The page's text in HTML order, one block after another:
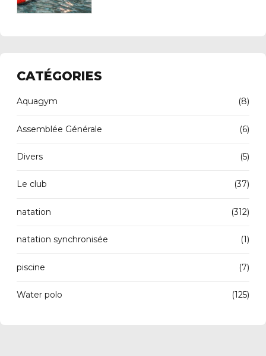
CATÉGORIES
Aquagym (8)
Assemblée Générale (6)
Divers (5)
Le club (37)
natation (312)
natation synchronisée (1)
piscine (7)
Water polo (125)